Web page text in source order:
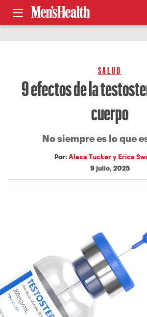
SALUD
9 efectos de la
cuerpo
No siempre es lo que
Por: Alexa Tucker y Erica
9 julio, 2025